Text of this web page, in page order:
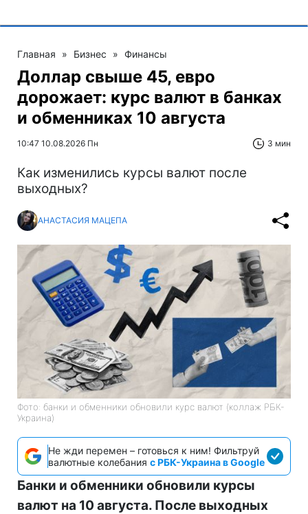
Главная » Бизнес » Финансы
Доллар свыше 45, евро
дорожает: курс валют в банках
и обменниках 10 августа
10:47 10.08.2026 Пн 3 мин
Как изменились курсы валют после
выходных?
АНАСТАСИЯ МАЦЕПА
Фото: банки и обменники обновили курс валют (коллаж РБК-
Украина)
Не жди перемен – готовься к ним! Фильтруй
валютные колебания с РБК-Украина в Google
Банки и обменники обновили курсы
валют на 10 августа. После выходных